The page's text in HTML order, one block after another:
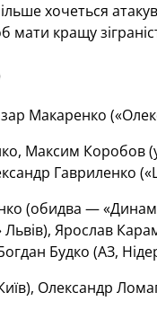
хочеться
кращу
Макаренко
Максим Коробов
Гавриленко
(обидва —
Львів), Ярослав
Будко (АЗ,
Олександр